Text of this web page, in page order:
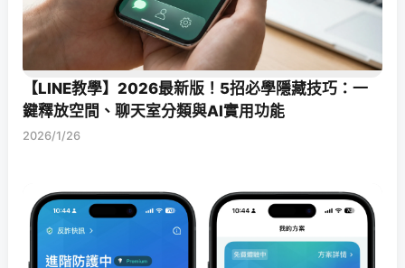
【LINE教學】2026最新版！5招必學隱藏技巧：一
鍵釋放空間、聊天室分類與AI實用功能
2026/1/26